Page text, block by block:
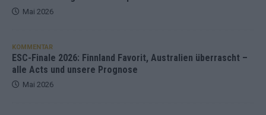
Mai 2026
KOMMENTAR
ESC-Finale 2026: Finnland Favorit, Australien überrascht –
alle Acts und unsere Prognose
Mai 2026